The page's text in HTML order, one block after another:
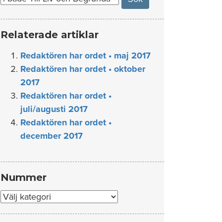
Relaterade artiklar
Redaktören har ordet • maj 2017
Redaktören har ordet • oktober
2017
Redaktören har ordet •
juli/augusti 2017
Redaktören har ordet •
december 2017
Nummer
Nummer